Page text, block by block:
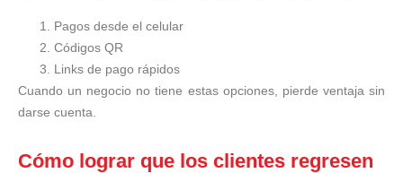
Pagos desde el celular
Códigos QR
Links de pago rápidos
Cuando un negocio no tiene estas opciones, pierde ventaja sin
darse cuenta.
Cómo lograr que los clientes regresen